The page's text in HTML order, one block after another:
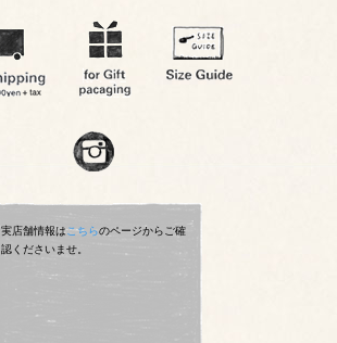
実店舗情報はこちらのページからご確
認くださいませ。